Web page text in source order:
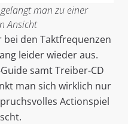
man zu einer
Ansicht
den Taktfrequenzen
leider wieder aus.
samt Treiber-CD
man sich wirklich nur
Actionspiel